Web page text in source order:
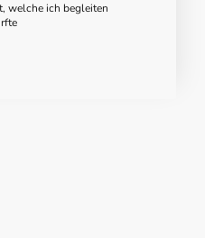
welche ich begleiten